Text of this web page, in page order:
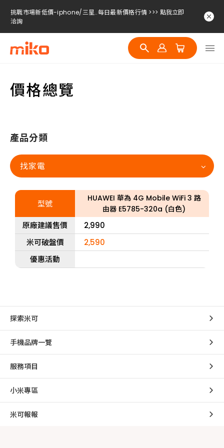
挑戰市場新低價-iphone/三星..每日最新價格行情 >>> 點我立即
洽詢
挑戰市場新低價-iphone/三星..每日最新價格行情 >>> 點我立即
洽詢
挑戰市場新低價-iphone/三星..每日最新價格行情 >>> 點我立即
價格總覽
產品分類
找家電
型號
HUAWEI 華為 4G Mobile WiFi 3 路
由器 E5785-320a (白色)
原廠建議售價
2,990
米可破盤價
2,590
優惠活動
探索米可
手機品牌一覽
服務項目
小米專區
米可報報